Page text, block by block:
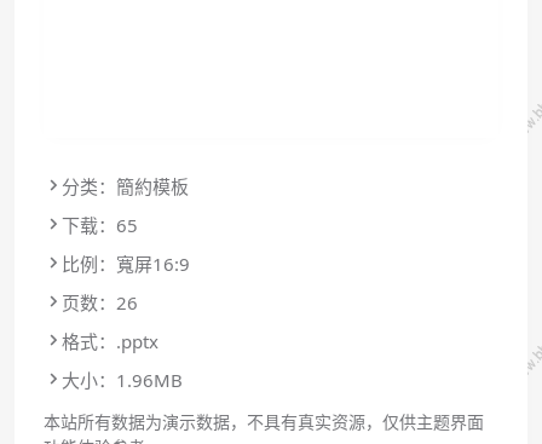
分类：簡約模板
下载：65
比例：寬屏16:9
页数：26
格式：.pptx
大小：1.96MB
本站所有数据为演示数据，不具有真实资源，仅供主题界面